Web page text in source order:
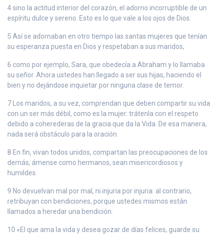
4 sino la actitud interior del corazón, el adorno incorruptible de un
espíritu dulce y sereno. Esto es lo que vale a los ojos de Dios.
5 Así se adornaban en otro tiempo las santas mujeres que tenían
su esperanza puesta en Dios y respetaban a sus maridos,
6 como por ejemplo, Sara, que obedecía a Abraham y lo llamaba
su señor. Ahora ustedes han llegado a ser sus hijas, haciendo el
bien y no dejándose inquietar por ninguna clase de temor.
7 Los maridos, a su vez, comprendan que deben compartir su vida
con un ser más débil, como es la mujer: trátenla con el respeto
debido a coherederas de la gracia que da la Vida. De esa manera,
nada será obstáculo para la oración.
8 En fin, vivan todos unidos, compartan las preocupaciones de los
demás, ámense como hermanos, sean misericordiosos y
humildes.
9 No devuelvan mal por mal, ni injuria por injuria: al contrario,
retribuyan con bendiciones, porque ustedes mismos están
llamados a heredar una bendición.
10 «El que ama la vida y desea gozar de días felices, guarde su